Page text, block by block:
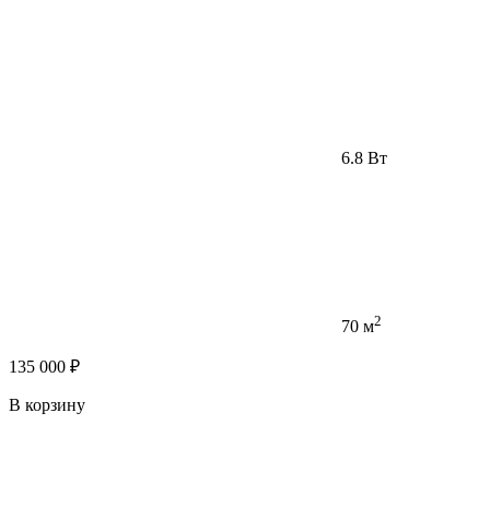
6.8 Вт
70 м2
135 000 ₽
В корзину